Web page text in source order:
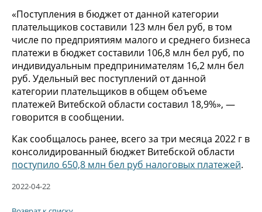
«Поступления в бюджет от данной категории
плательщиков составили 123 млн бел руб, в том
числе по предприятиям малого и среднего бизнеса
платежи в бюджет составили 106,8 млн бел руб, по
индивидуальным предпринимателям 16,2 млн бел
руб. Удельный вес поступлений от данной
категории плательщиков в общем объеме
платежей Витебской области составил 18,9%», —
говорится в сообщении.
Как сообщалось ранее, всего за три месяца 2022 г в
консолидированный бюджет Витебской области
поступило 650,8 млн бел руб налоговых платежей.
2022-04-22